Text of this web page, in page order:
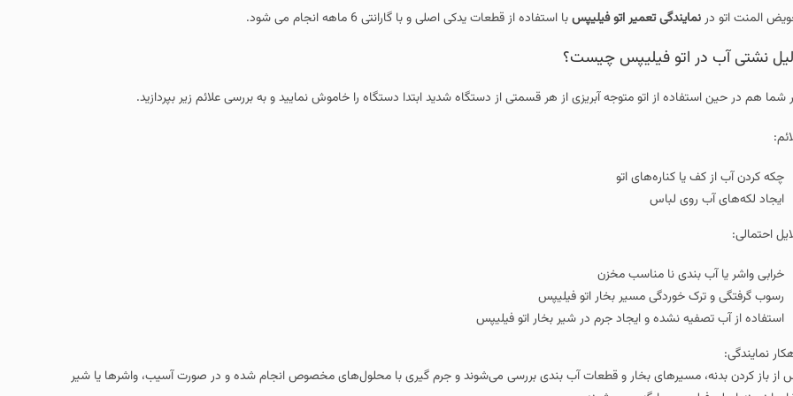
المنت اتو درنمایندگی تعمیر اتو فیلیپسبا استفاده از قطعات یدکی اصلی و با گارانتی 6 ماهه انجام می شود.
نشتی آب در اتو فیلیپس چیست؟
شما هم در حین استفاده از اتو متوجه آبریزی از هر قسمتی از دستگاه شدید ابتدا دستگاه را خاموش نمایید و به بررسی علائم زیر بپردازید.
چکه کردن آب از کف یا کناره‌های اتو
ایجاد لکه‌های آب روی لباس
احتمالی:
خرابی واشر یا آب‌ بندی نا مناسب مخزن
رسوب‌ گرفتگی و ترک‌ خوردگی مسیر بخار اتو فیلیپس
استفاده از آب تصفیه نشده و ایجاد جرم در شیر بخار اتو فیلیپس
نمایندگی:
از باز کردن بدنه، مسیرهای بخار و قطعات آب‌ بندی بررسی می‌شوند و جرم‌ گیری با محلول‌های مخصوص انجام شده و در صورت آسیب، واشرها یا شیر